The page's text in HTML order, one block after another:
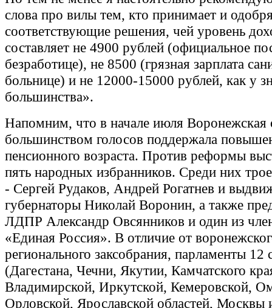
слова про вилы тем, кто принимает и
соответствующие решения, чей уровень
составляет не 4900 рублей (официальное
безработице), не 8500 (грязная зарплата
больнице) и не 12000-15000 рублей, как у
большинства».
Напомним, что в начале июля Воронежская
большинством голосов поддержала
пенсионного возраста. Против реформы
пять народных избранников. Среди них
- Сергей Рудаков, Андрей Рогатнев и
губернаторы Николай Воронин, а также
ЛДПР Александр Овсянников и один из
«Единая Россия». В отличие от
регионального заксобрания, парламенты
(Дагестана, Чечни, Якутии, Камчатского
Владимирской, Иркутской, Кемеровской,
Орловской, Ярославской областей, Москвы